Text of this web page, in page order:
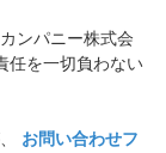
ンパニー株式会
任を一切負わない
お問い合わせフ